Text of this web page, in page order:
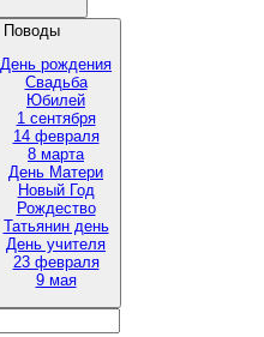
Поводы
День рождения
Свадьба
Юбилей
1 сентября
14 февраля
8 марта
День Матери
Новый Год
Рождество
Татьянин день
День учителя
23 февраля
9 мая